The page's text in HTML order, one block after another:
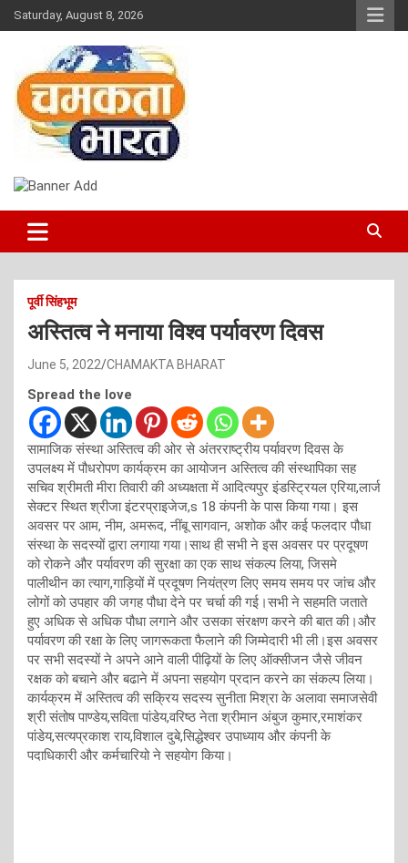
Skip
to
Saturday, August 8, 2026
CHAMAKTA BHARAT
पूर्वी सिंहभूम
अस्तित्व ने मनाया विश्व पर्यावरण दिवस
June 5, 2022 CHAMAKTA BHARAT
Spread the love
सामाजिक संस्था अस्तित्व की ओर से अंतरराष्ट्रीय पर्यावरण दिवस के
उपलक्ष्य में पौधरोपण कार्यक्रम का आयोजन अस्तित्व की संस्थापिका सह
सचिव श्रीमती मीरा तिवारी की अध्यक्षता में आदित्यपुर इंडस्ट्रियल एरिया,लार्ज
सेक्टर स्थित श्रीजा इंटरप्राइजेज,s 18 कंपनी के पास किया गया। इस
अवसर पर आम, नीम, अमरूद, नींबू सागवान, अशोक और कई फलदार पौधा
संस्था के सदस्यों द्वारा लगाया गया।साथ ही सभी ने इस अवसर पर प्रदूषण
को रोकने और पर्यावरण की सुरक्षा का एक साथ संकल्प लिया, जिसमे
पालीथीन का त्याग,गाड़ियों में प्रदूषण नियंत्रण लिए समय समय पर जांच और
लोगों को उपहार की जगह पौधा देने पर चर्चा की गई।सभी ने सहमति जताते
हुए अधिक से अधिक पौधा लगाने और उसका संरक्षण करने की बात की।और
पर्यावरण की रक्षा के लिए जागरूकता फैलाने की जिम्मेदारी भी ली।इस अवसर
पर सभी सदस्यों ने अपने आने वाली पीढ़ियों के लिए ऑक्सीजन जैसे जीवन
रक्षक को बचाने और बढाने में अपना सहयोग प्रदान करने का संकल्प लिया।
कार्यक्रम में अस्तित्व की सक्रिय सदस्य सुनीता मिश्रा के अलावा समाजसेवी
श्री संतोष पाण्डेय,सविता पांडेय,वरिष्ठ नेता श्रीमान अंबुज कुमार,रमाशंकर
पांडेय,सत्यप्रकाश राय,विशाल दुबे,सिद्धेश्वर उपाध्याय और कंपनी के
पदाधिकारी और कर्मचारियो ने सहयोग किया।